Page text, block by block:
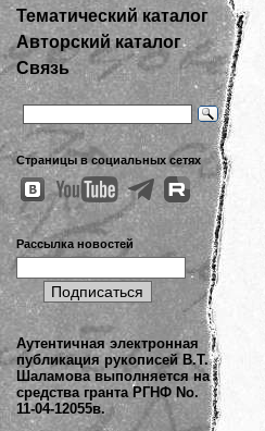
Тематический каталог
Авторский каталог
Связь
Страницы в социальных сетях
Рассылка новостей
Аутентичная электронная
публикация рукописей В.Т.
Шаламова выполняется на
средства гранта РГНФ No.
11-04-12055в.